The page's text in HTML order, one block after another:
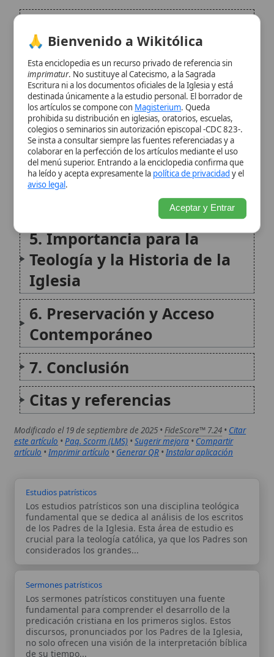
3. Principales Manuscritos y
Colecciones
4. Métodos de Estudio y
Crítica Textual
5. Importancia para la
Teología y la Historia de la
Iglesia
6. Preservación y Acceso
7. Conclusión
Citas y referencias
Modificado el 19 de septiembre de 2025 •FideScore™ 7.24•Citar
este artículo•Paq. Scorm (LMS)•Sugerir mejora•Compartir
artículo Imprimir artículo•Generar QR •Instalar aplicación
Estudios patrísticos
Los estudios patrísticos son una disciplina teológica
fundamental que se dedica al análisis de los escritos
de los Padres de la Iglesia. Esta área de estudio es
crucial para la teología católica, ya que los Padres son
considerados los grandes...
Sermones patrísticos
Los sermones patrísticos constituyen una fuente
fundamental para comprender el desarrollo de la
de su tiempo...
Autor:Comité editorial
Artículo supervisado por el Comité
usando fuentes catolicas: escritos
patrísticos, de santos, artículos
teológicos, documentos históricos, actas
de concilios, encíclicas, fuentes
magisteriales y documentos oficiales de
prohibida su distribución en iglesias, oratorios, escuelas,
colegios o seminarios sin autorización episcopal -CDC 823-.
colaborar en la perfección de los artículos mediante el uso
del menú superior. Entrando a la enciclopedia confirma que
ha leído y acepta expresamente la
política de privacidad
y el
aviso legal.
Aceptar y Entrar